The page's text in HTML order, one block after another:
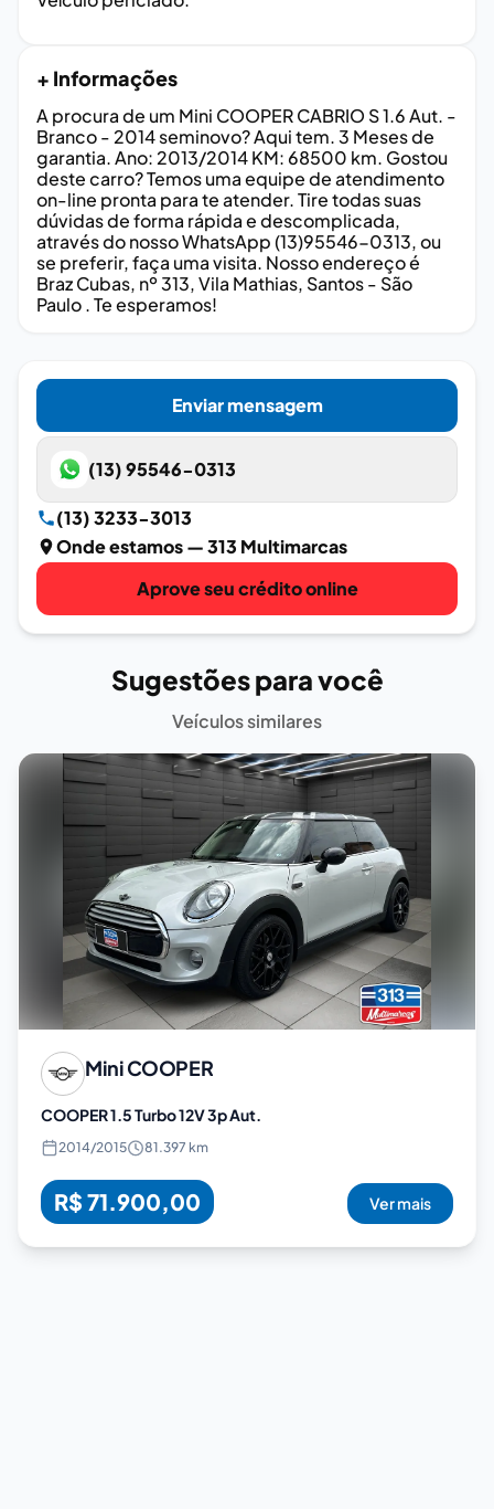
+ Informações
A procura de um Mini COOPER CABRIO S 1.6 Aut. -
Branco - 2014 seminovo? Aqui tem. 3 Meses de
garantia. Ano: 2013/2014 KM: 68500 km. Gostou
deste carro? Temos uma equipe de atendimento
on-line pronta para te atender. Tire todas suas
dúvidas de forma rápida e descomplicada,
através do nosso WhatsApp (13)95546-0313, ou
se preferir, faça uma visita. Nosso endereço é
Braz Cubas, nº 313, Vila Mathias, Santos - São
Paulo . Te esperamos!
Enviar mensagem
(13) 95546-0313
(13) 3233-3013
Onde estamos— 313 Multimarcas
Aprove seu crédito online
Sugestões para você
Veículos similares
MiniCOOPER
COOPER 1.5 Turbo 12V 3p Aut.
2014/2015 81.397 km
R$ 71.900,00 Ver mais